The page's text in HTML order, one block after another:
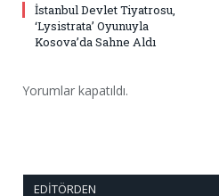
İstanbul Devlet Tiyatrosu,
‘Lysistrata’ Oyunuyla
Kosova’da Sahne Aldı
Yorumlar kapatıldı.
EDITÖRDEN